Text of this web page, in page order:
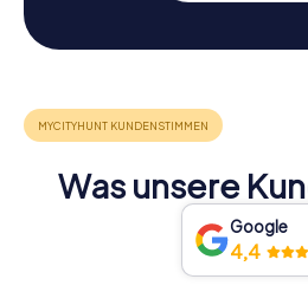
Was unsere
Google
4,4